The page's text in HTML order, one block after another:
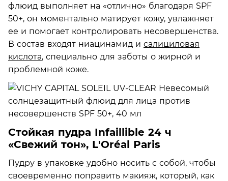
флюид выполняет на «отлично» благодаря SPF
50+, он моментально матирует кожу, увлажняет
ее и помогает контролировать несовершенства.
В состав входят ниацинамид и салициловая
кислота, специально для заботы о жирной и
проблемной коже.
Стойкая пудра Infaillible 24 ч
«Свежий тон», L'Oréal Paris
Пудру в упаковке удобно носить с собой, чтобы
своевременно поправить макияж, который, как